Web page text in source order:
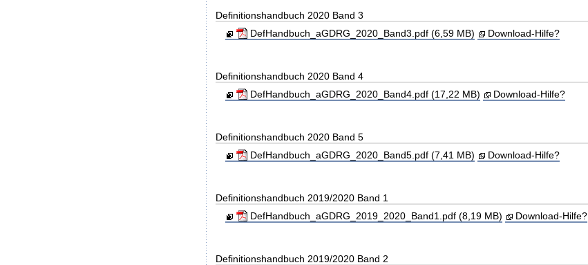
Definitionshandbuch 2020 Band 3
DefHandbuch_aGDRG_2020_Band3.pdf (6,59 MB)
Download-Hilfe?
Definitionshandbuch 2020 Band 4
DefHandbuch_aGDRG_2020_Band4.pdf (17,22 MB)
Download-Hilfe?
Definitionshandbuch 2020 Band 5
DefHandbuch_aGDRG_2020_Band5.pdf (7,41 MB)
Download-Hilfe?
Definitionshandbuch 2019/2020 Band 1
DefHandbuch_aGDRG_2019_2020_Band1.pdf (8,19 MB)
Download-Hilfe?
Definitionshandbuch 2019/2020 Band 2